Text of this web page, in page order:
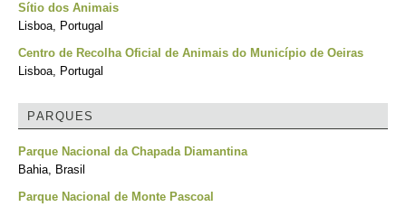
Sítio dos Animais
Lisboa, Portugal
Centro de Recolha Oficial de Animais do Município de Oeiras
Lisboa, Portugal
PARQUES
Parque Nacional da Chapada Diamantina
Bahia, Brasil
Parque Nacional de Monte Pascoal